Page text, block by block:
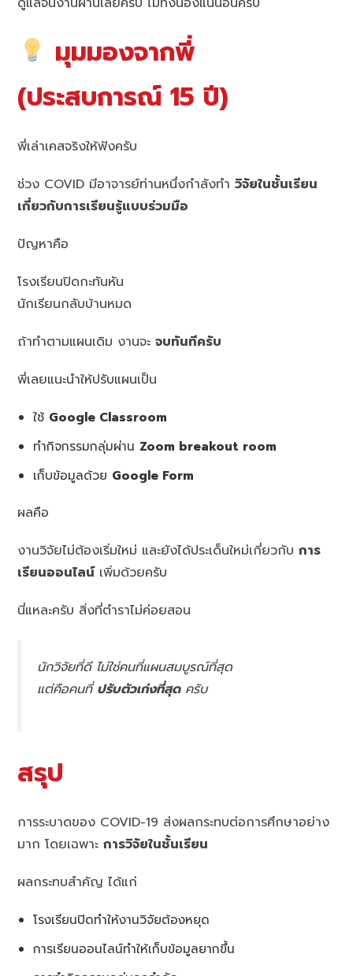
มุมมองจากพี่
(ประสบการณ์ 15 ปี)
พี่เล่าเคสจริงให้ฟังครับ
ช่วง COVID มีอาจารย์ท่านหนึ่งกำลังทำวิจัยในชั้นเรียน
เกี่ยวกับการเรียนรู้แบบร่วมมือ
ปัญหาคือ
โรงเรียนปิดกะทันหัน
นักเรียนกลับบ้านหมด
ถ้าทำตามแผนเดิม งานจะจบทันทีครับ
พี่เลยแนะนำให้ปรับแผนเป็น
ใช้ Google Classroom
ทำกิจกรรมกลุ่มผ่าน Zoom breakout room
เก็บข้อมูลด้วย Google Form
ผลคือ
งานวิจัยไม่ต้องเริ่มใหม่ และยังได้ประเด็นใหม่เกี่ยวกับการ
เรียนออนไลน์เพิ่มด้วยครับ
นี่แหละครับ สิ่งที่ตำราไม่ค่อยสอน
นักวิจัยที่ดี ไม่ใช่คนที่แผนสมบูรณ์ที่สุด
แต่คือคนที่ปรับตัวเก่งที่สุดครับ
สรุป
การระบาดของ COVID-19 ส่งผลกระทบต่อการศึกษาอย่าง
มาก โดยเฉพาะการวิจัยในชั้นเรียน
ผลกระทบสำคัญ ได้แก่
โรงเรียนปิดทำให้งานวิจัยต้องหยุด
การเรียนออนไลน์ทำให้เก็บข้อมูลยากขึ้น